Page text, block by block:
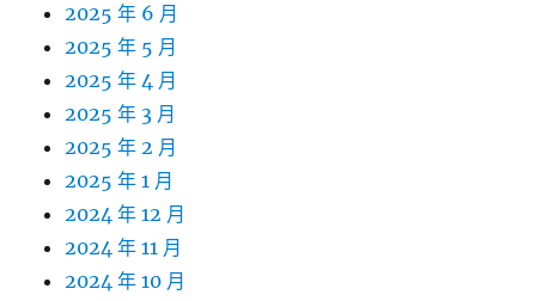
2025 年 6 月
2025 年 5 月
2025 年 4 月
2025 年 3 月
2025 年 2 月
2025 年 1 月
2024 年 12 月
2024 年 11 月
2024 年 10 月